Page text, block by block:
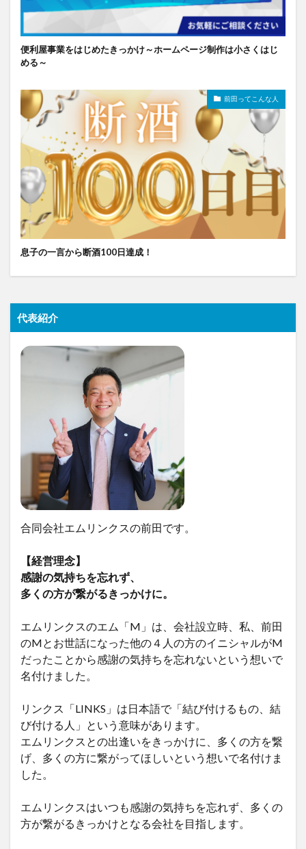
便利屋事業をはじめたきっかけ～ホームページ制作は小さくはじ
める～
前田ってこんな人
息子の一言から断酒100日達成！
代表紹介
合同会社エムリンクスの前田です。
【経営理念】
感謝の気持ちを忘れず、
多くの方が繋がるきっかけに。
エムリンクスのエム「M」は、会社設立時、私、前田
のMとお世話になった他の４人の方のイニシャルがM
だったことから感謝の気持ちを忘れないという想いで
名付けました。
リンクス「LINKS」は日本語で「結び付けるもの、結
び付ける人」という意味があります。
エムリンクスとの出逢いをきっかけに、多くの方を繋
げ、多くの方に繋がってほしいという想いで名付けま
した。
エムリンクスはいつも感謝の気持ちを忘れず、多くの
方が繋がるきっかけとなる会社を目指します。